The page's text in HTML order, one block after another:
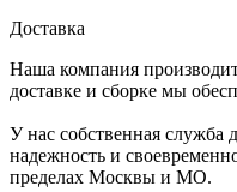
Доставка
Наша компания
доставке и сборке мы
У нас собственная служба
надежность и
пределах Москвы и МО.